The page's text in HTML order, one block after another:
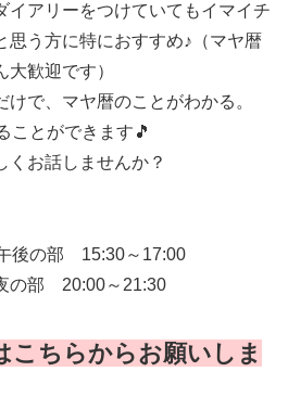
イアリーをつけていてもイマイチ
思う方に特におすすめ♪（マヤ暦
歓迎です）
で、マヤ暦のことがわかる。
ことができます🎵
くお話しませんか？
後の部 15:30～17:00
～21:30
こちらからお願いしま